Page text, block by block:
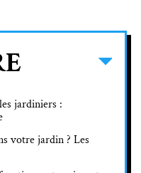
jardiniers :
votre jardin ? Les